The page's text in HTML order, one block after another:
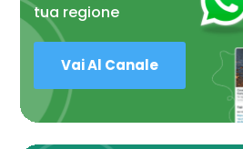
tua regione
Vai Al Canale